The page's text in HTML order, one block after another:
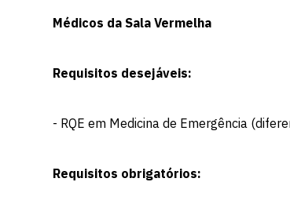
Médicos da Sala Vermelha
Requisitos desejáveis:
- RQE em Medicina de Emergência
Requisitos obrigatórios: